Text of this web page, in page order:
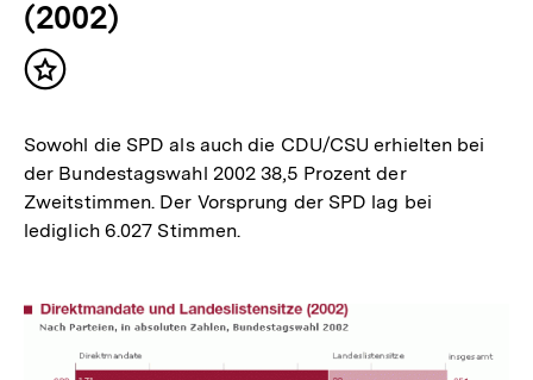
(2002)
Inhalt
Sowohl die SPD als auch die CDU/CSU erhielten bei
der Bundestagswahl 2002 38,5 Prozent der
Zweitstimmen. Der Vorsprung der SPD lag bei
lediglich 6.027 Stimmen.